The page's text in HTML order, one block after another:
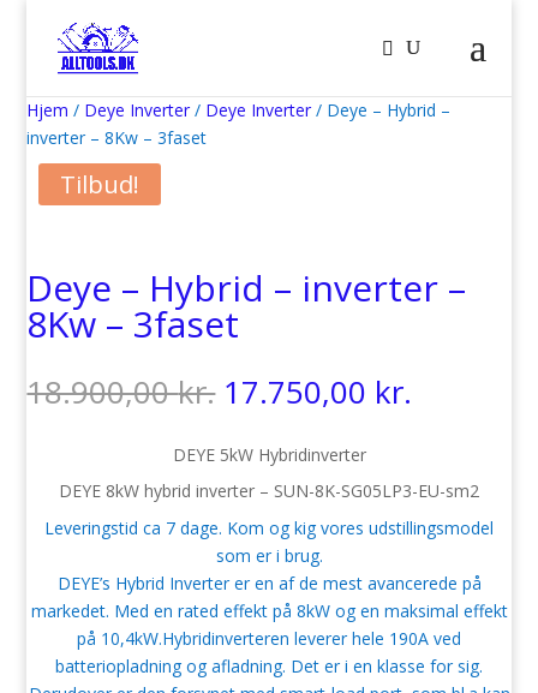
Hjem / Deye Inverter / Deye Inverter / Deye – Hybrid –
inverter – 8Kw – 3faset
Tilbud!
Deye – Hybrid – inverter –
8Kw – 3faset
18.900,00kr. Den
oprindelige
pris
var:
18.900,00 kr..
17.750,00 kr.
DEYE 5kW Hybridinverter
DEYE 8kW hybrid inverter – SUN-8K-SG05LP3-EU-sm2
Leveringstid ca 7 dage. Kom og kig vores udstillingsmodel
som er i brug.
DEYE’s Hybrid Inverter er en af de mest avancerede på
markedet. Med en rated effekt på 8kW og en maksimal effekt
på 10,4kW.Hybridinverteren leverer hele 190A ved
batteriopladning og afladning. Det er i en klasse for sig.